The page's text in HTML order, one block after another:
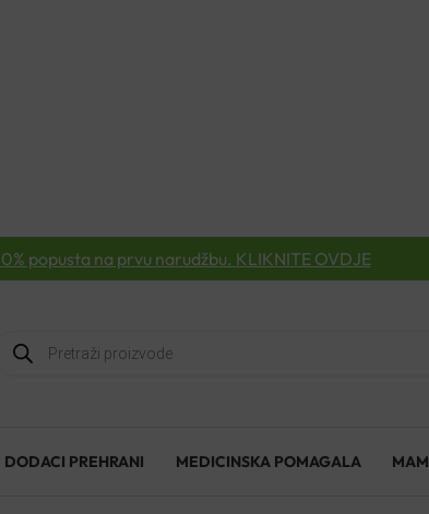
popusta na prvu narudžbu. KLIKNITE OVDJE
Products
search
DODACI PREHRANI MEDICINSKA POMAGALA